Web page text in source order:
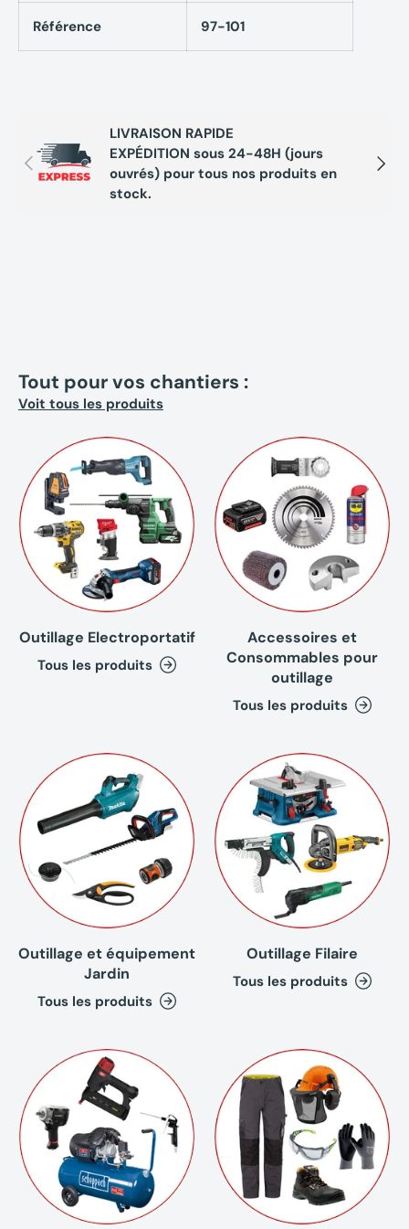
Caractéristiques techniques Harnais de sécurité
NEOTOOLS 97-101 - absorbeur de choc + ligne de
Matière : Polyester
Largeur sangle : 45 mm
Longueur corde : 2 m avec mousqueton en acier
Référence 97-101
Précédent
LIVRAISON RAPIDE
EXPÉDITION sous 24-48H (jours
ouvrés) pour tous nos produits en
stock.
Tout pour vos chantiers :
Voit tous les produits
Outillage Electroportatif
Tous les produits
Accessoires et
Consommables pour
outillage
Tous les produits
Outillage et équipement
Jardin
Tous les produits
Outillage Filaire
Tous les produits